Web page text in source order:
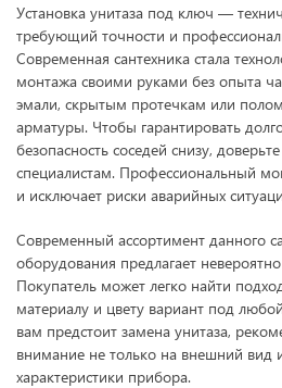
Установка унитаза под ключ —
требующий точности и
Современная сантехника стала
монтажа своими руками без опыта
эмали, скрытым протечкам или
арматуры. Чтобы гарантировать
безопасность соседей снизу,
специалистам. Профессиональный
и исключает риски аварийных
Современный ассортимент данного
оборудования предлагает
Покупатель может легко найти
материалу и цвету вариант под
вам предстоит замена унитаза,
внимание не только на внешний вид
характеристики прибора.